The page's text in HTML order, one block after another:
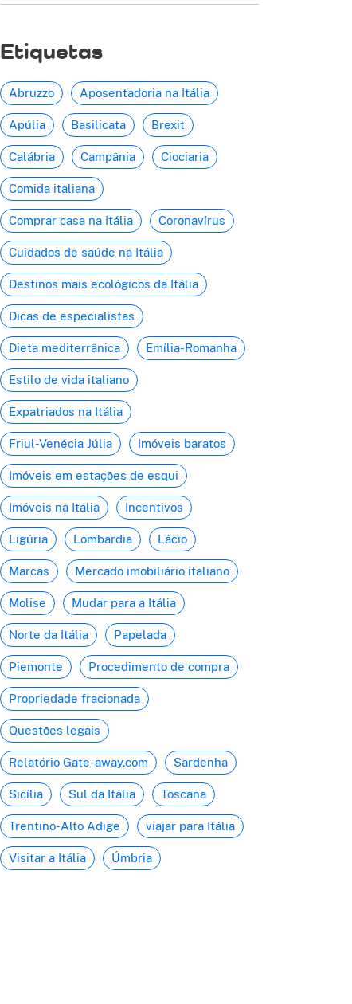
Etiquetas
Abruzzo Aposentadoria na Itália
Apúlia Basilicata Brexit
Calábria Campânia Ciociaria
Comida italiana
Comprar casa na Itália Coronavírus
Cuidados de saúde na Itália
Destinos mais ecológicos da Itália
Dicas de especialistas
Dieta mediterrânica Emília-Romanha
Estilo de vida italiano
Expatriados na Itália
Friul-Venécia Júlia Imóveis baratos
Imóveis em estações de esqui
Imóveis na Itália Incentivos
Ligúria Lombardia Lácio
Marcas Mercado imobiliário italiano
Molise Mudar para a Itália
Norte da Itália Papelada
Piemonte Procedimento de compra
Propriedade fracionada
Questões legais
Relatório Gate-away.com Sardenha
Sicília Sul da Itália Toscana
Trentino-Alto Adige viajar para Itália
Visitar a Itália Úmbria